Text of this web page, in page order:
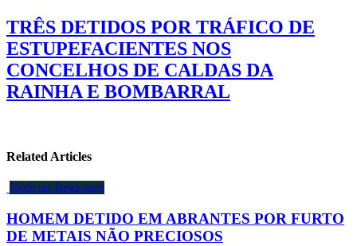
TRÊS DETIDOS POR TRÁFICO DE
ESTUPEFACIENTES NOS
CONCELHOS DE CALDAS DA
RAINHA E BOMBARRAL
Related Articles
Notícias Regionais
HOMEM DETIDO EM ABRANTES POR FURTO
DE METAIS NÃO PRECIOSOS